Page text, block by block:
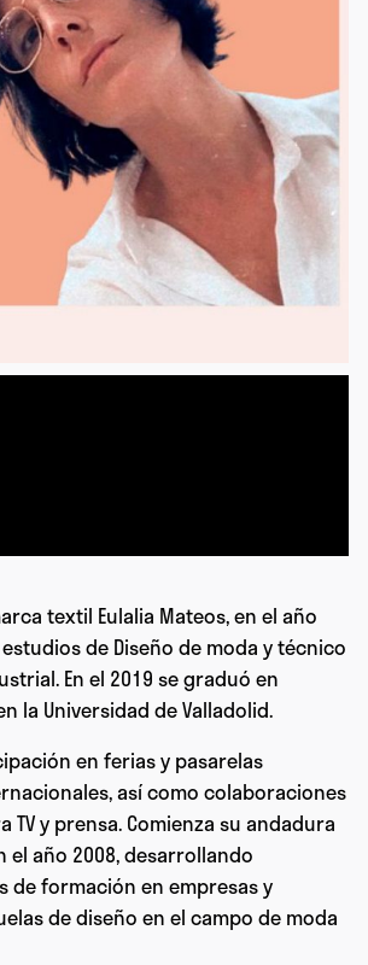
textil Eulalia Mateos, en el año
de Diseño de moda y técnico
En el 2019 se graduó en
la Universidad de Valladolid.
en ferias y pasarelas
así como colaboraciones
TV y prensa. Comienza su andadura
el año 2008, desarrollando
de formación en empresas y
de diseño en el campo de moda